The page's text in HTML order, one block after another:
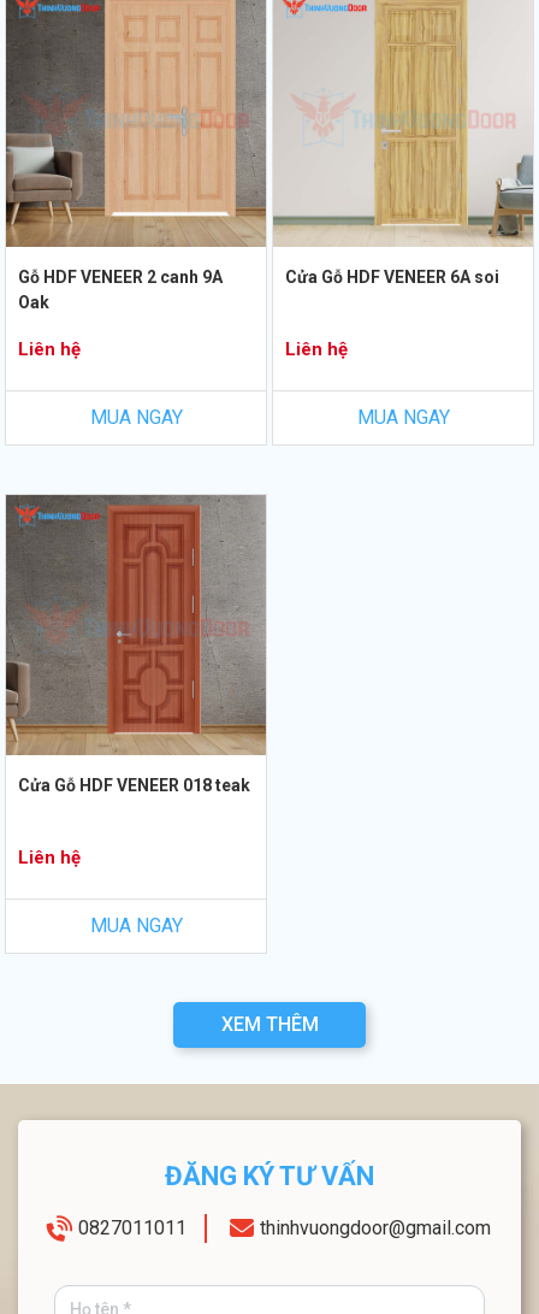
Gỗ HDF VENEER 2 canh 9A
Oak
Liên hệ
MUA NGAY
Cửa Gỗ HDF VENEER 6A soi
Liên hệ
MUA NGAY
Cửa Gỗ HDF VENEER 018 teak
Liên hệ
MUA NGAY
XEM THÊM
ĐĂNG KÝ TƯ VẤN
0827011011 thinhvuongdoor@gmail.com